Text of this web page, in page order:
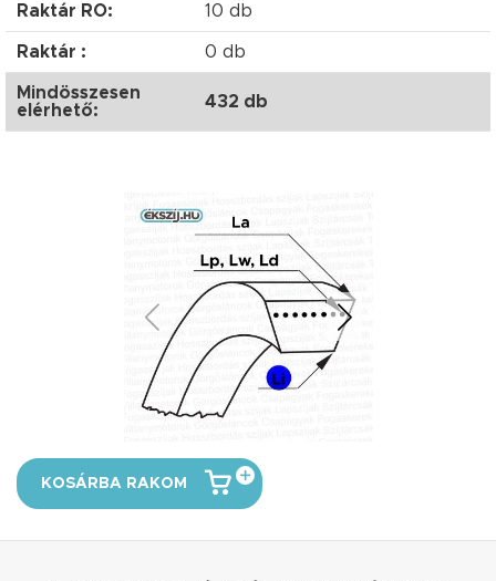
Raktár RO: 10 db
Raktár : 0 db
Mindösszesen
elérhető:
432 db
KOSÁRBA RAKOM